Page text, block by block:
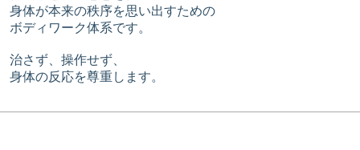
身体が本来の秩序を思い出すための
ボディワーク体系です。
治さず、操作せず、
身体の反応を尊重します。